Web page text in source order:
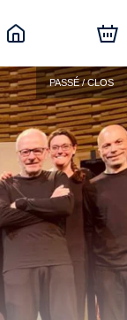
PASSÉ / CLOS